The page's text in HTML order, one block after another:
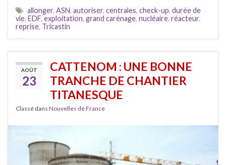
allonger, ASN, autoriser, centrales, check-up, durée de
vie, EDF, exploitation, grand carénage, nucléaire, réacteur,
reprise, Tricastin
AOÛT
23
CATTENOM : UNE BONNE
TRANCHE DE CHANTIER
TITANESQUE
Classé dans Nouvelles de France